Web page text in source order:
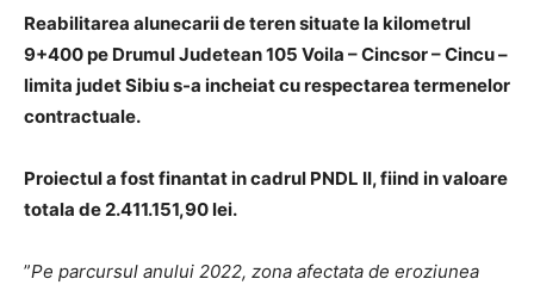
Reabilitarea alunecarii de teren situate la kilometrul
9+400 pe Drumul Judetean 105 Voila – Cincsor – Cincu –
limita judet Sibiu s-a incheiat cu respectarea termenelor
contractuale.
Proiectul a fost finantat in cadrul PNDL II, fiind in valoare
totala de 2.411.151,90 lei.
”Pe parcursul anului 2022, zona afectata de eroziunea